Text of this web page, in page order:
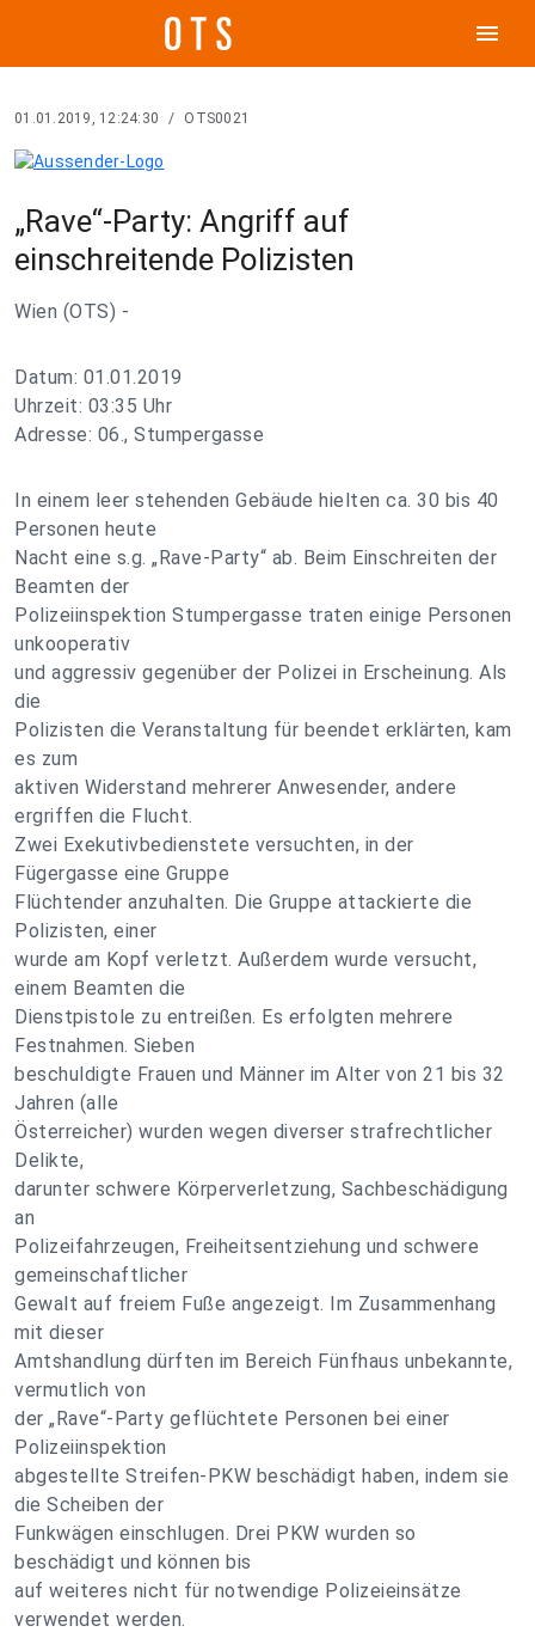
menu
01.01.2019, 12:24:30 / OTS0021
„Rave“-Party: Angriff auf
einschreitende Polizisten
Wien (OTS) -
Datum: 01.01.2019
Uhrzeit: 03:35 Uhr
Adresse: 06., Stumpergasse
In einem leer stehenden Gebäude hielten ca. 30 bis 40
Personen heute
Nacht eine s.g. „Rave-Party“ ab. Beim Einschreiten der
Beamten der
Polizeiinspektion Stumpergasse traten einige Personen
unkooperativ
und aggressiv gegenüber der Polizei in Erscheinung. Als
die
Polizisten die Veranstaltung für beendet erklärten, kam
es zum
aktiven Widerstand mehrerer Anwesender, andere
ergriffen die Flucht.
Zwei Exekutivbedienstete versuchten, in der
Fügergasse eine Gruppe
Flüchtender anzuhalten. Die Gruppe attackierte die
Polizisten, einer
wurde am Kopf verletzt. Außerdem wurde versucht,
einem Beamten die
Dienstpistole zu entreißen. Es erfolgten mehrere
Festnahmen. Sieben
beschuldigte Frauen und Männer im Alter von 21 bis 32
Jahren (alle
Österreicher) wurden wegen diverser strafrechtlicher
Delikte,
darunter schwere Körperverletzung, Sachbeschädigung
an
Polizeifahrzeugen, Freiheitsentziehung und schwere
gemeinschaftlicher
Gewalt auf freiem Fuße angezeigt. Im Zusammenhang
mit dieser
Amtshandlung dürften im Bereich Fünfhaus unbekannte,
vermutlich von
der „Rave“-Party geflüchtete Personen bei einer
Polizeiinspektion
abgestellte Streifen-PKW beschädigt haben, indem sie
die Scheiben der
Funkwägen einschlugen. Drei PKW wurden so
beschädigt und können bis
auf weiteres nicht für notwendige Polizeieinsätze
verwendet werden.